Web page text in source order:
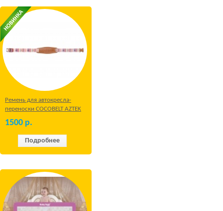
Ремень для автокресла-
переноски COCOBELT AZTEK
1500 р.
Подробнее